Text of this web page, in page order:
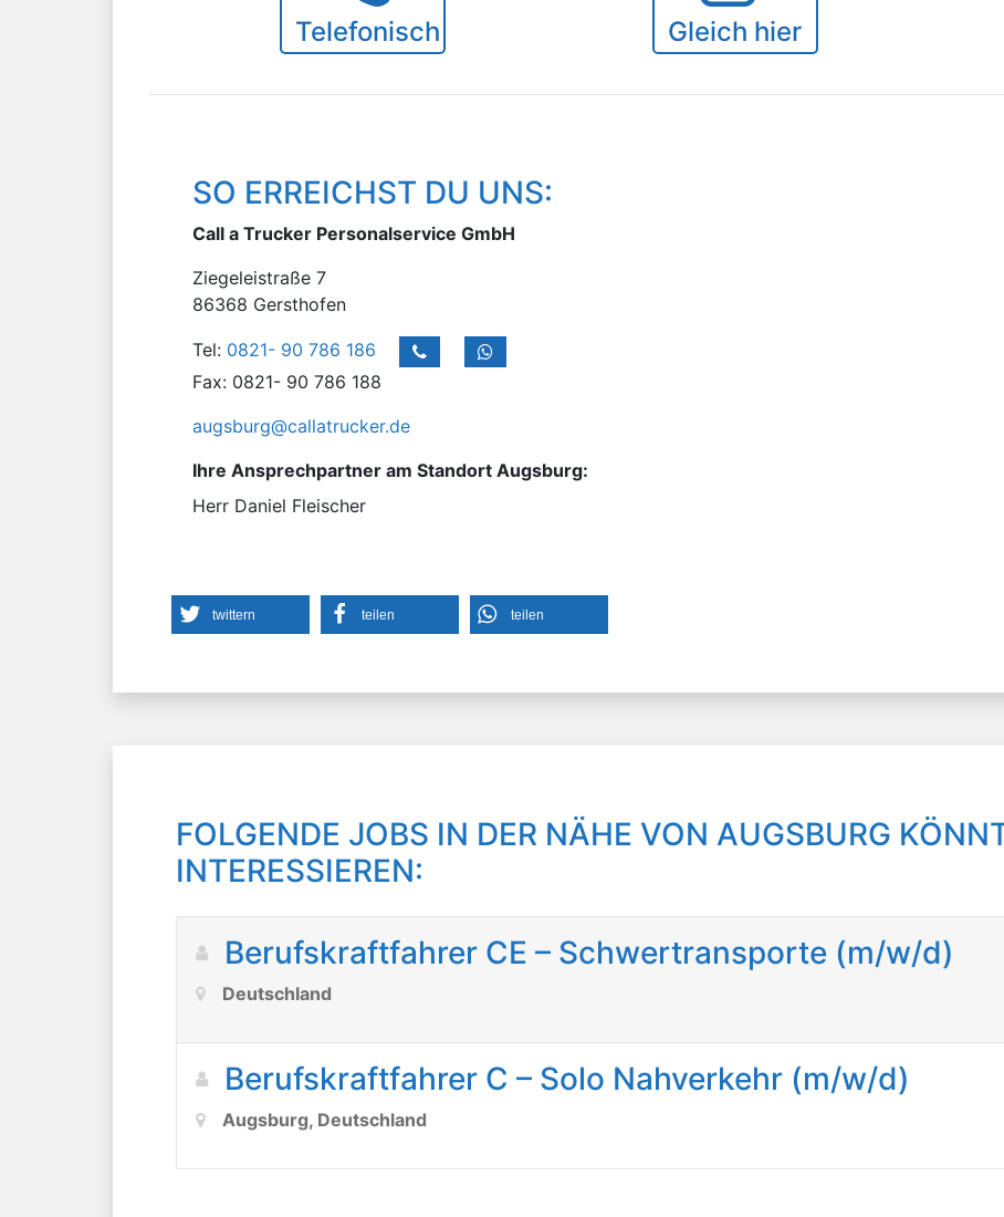
Telefonisch Gleich hier
SO ERREICHST DU UNS:
Call a Trucker Personalservice GmbH
Ziegeleistraße 7
86368 Gersthofen
Tel: 0821- 90 786 186
Fax: 0821- 90 786 188
augsburg@callatrucker.de
Ihre Ansprechpartner am Standort Augsburg:
Herr Daniel Fleischer
twittern teilen teilen
FOLGENDE JOBS IN DER NÄHE VON AUGSBURG
INTERESSIEREN:
Berufskraftfahrer CE – Schwertransporte (m/w/d)
Deutschland
Berufskraftfahrer C – Solo Nahverkehr (m/w/d)
Augsburg, Deutschland